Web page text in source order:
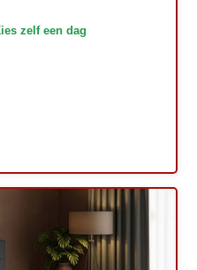
zelf een dag